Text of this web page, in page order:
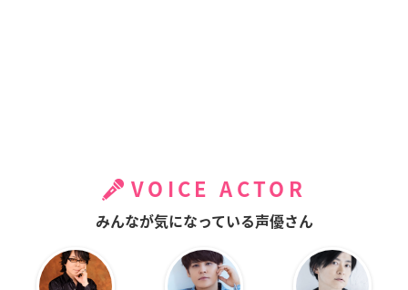
VOICE ACTOR
みんなが気になっている声優さん